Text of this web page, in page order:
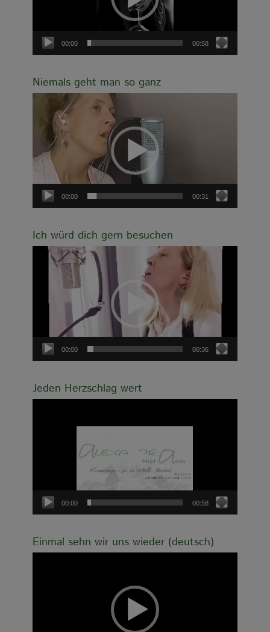
00:00 00:58
Niemals geht man so ganz
Player
00:00 00:31
Ich würd dich gern besuchen
Video-
Player
00:00 00:36
Jeden Herzschlag wert
00:00 00:58
Einmal sehn wir uns wieder (deutsch)